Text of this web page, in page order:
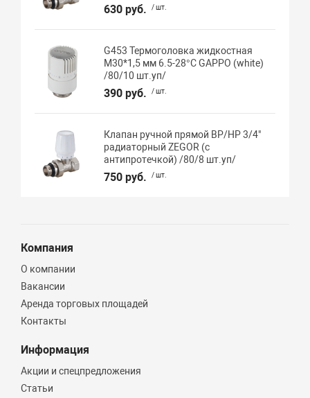
630 руб. / шт.
G453 Термоголовка жидкостная
М30*1,5 мм 6.5-28°C GAPPO (white)
/80/10 шт.уп/
390 руб. / шт.
Клапан ручной прямой ВР/НР 3/4"
радиаторный ZEGOR (с
антипротечкой) /80/8 шт.уп/
750 руб. / шт.
Компания
О компании
Вакансии
Аренда торговых площадей
Контакты
Информация
Акции и спецпредложения
Статьи